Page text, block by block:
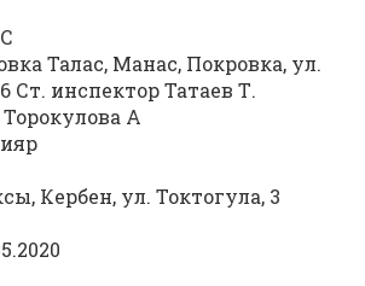
Талас, Манас, Покровка, ул.
Ст. инспектор Татаев Т.
А
Кербен, ул. Токтогула, 3